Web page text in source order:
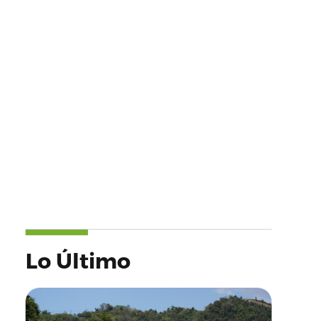
Lo Último